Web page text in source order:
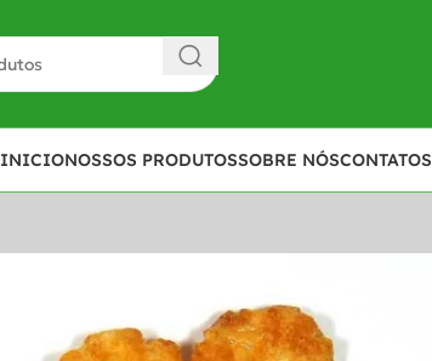
INICIONOSSOS PRODUTOSSOBRE NÓSCONTATOS